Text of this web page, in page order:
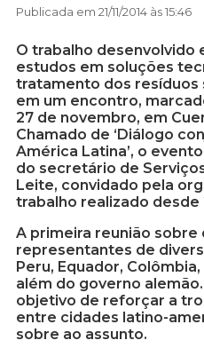
Publicada em 21/11/2014 às 15:46
O trabalho desenvolvido
estudos em soluções
tratamento dos resíduos
em um encontro,
27 de novembro, em
Chamado de ‘Diálogo
América Latina’, o
do secretário de
Leite, convidado pela
trabalho realizado desde
A primeira reunião sobre
representantes de
Peru, Equador,
além do governo
objetivo de reforçar a
entre cidades latino-
sobre ao assunto.